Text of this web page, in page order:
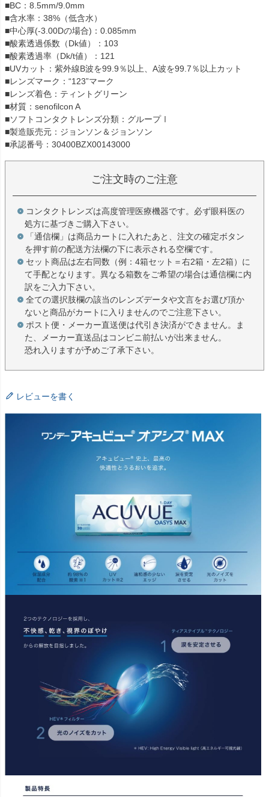
■BC：8.5mm/9.0mm
■含水率：38%（低含水）
■中心厚(-3.00Dの場合)：0.085mm
■酸素透過係数（Dk値）：103
■酸素透過率（Dk/t値）：121
■UVカット：紫外線B波を99.9％以上、A波を99.7％以上カット
■レンズマーク：“123”マーク
■レンズ着色：ティントグリーン
■材質：senofilcon A
■ソフトコンタクトレンズ分類：グループⅠ
■製造販売元：ジョンソン＆ジョンソン
■承認番号：30400BZX00143000
ご注文時のご注意
コンタクトレンズは高度管理医療機器です。必ず眼科医の
処方に基づきご購入下さい。
「通信欄」は商品カートに入れたあと、注文の確定ボタン
を押す前の配送方法欄の下に表示される空欄です。
セット商品は左右同数（例：4箱セット＝右2箱・左2箱）に
て手配となります。異なる箱数をご希望の場合は通信欄に内
訳をご入力下さい。
全ての選択肢欄の該当のレンズデータや文言をお選び頂か
ないと商品がカートに入りませんのでご注意下さい。
ポスト便・メーカー直送便は代引き決済ができません。ま
た、メーカー直送品はコンビニ前払いが出来ません。
恐れ入りますが予めご了承下さい。
レビューを書く